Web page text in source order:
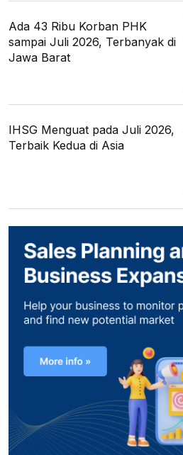
Ada 43 Ribu Korban PHK
sampai Juli 2026, Terbanyak di
Jawa Barat
IHSG Menguat pada Juli 2026,
Terbaik Kedua di Asia